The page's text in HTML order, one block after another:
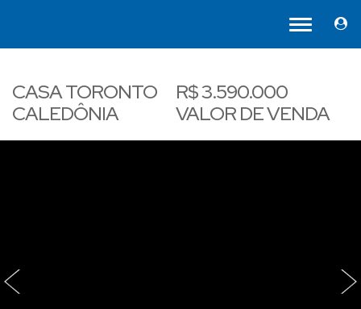
CASA TORONTO
CALEDÔNIA
R$3.590.000
VALOR DE VENDA
‹ ›